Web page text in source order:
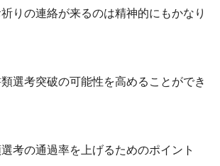
りの連絡が来るのは精神的にもかなり
選考突破の可能性を高めることができ
考の通過率を上げるためのポイント